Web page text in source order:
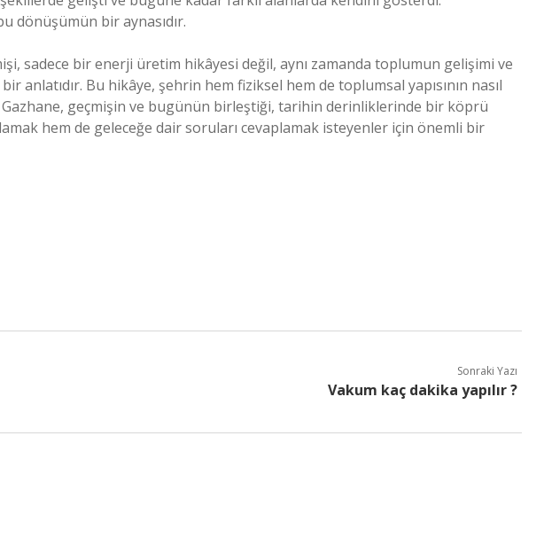
dönüşümün bir aynasıdır.
sadece bir enerji üretim hikâyesi değil, aynı zamanda toplumun gelişimi ve
anlatıdır. Bu hikâye, şehrin hem fiziksel hem de toplumsal yapısının nasıl
geçmişin ve bugünün birleştiği, tarihin derinliklerinde bir köprü
hem de geleceğe dair soruları cevaplamak isteyenler için önemli bir
Sonraki Yazı
Vakum kaç dakika yapılır ?